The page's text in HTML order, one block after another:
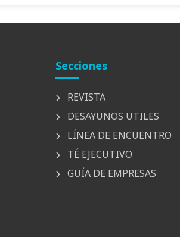
Secciones
REVISTA
DESAYUNOS UTILES
LÍNEA DE ENCUENTRO
TÉ EJECUTIVO
GUÍA DE EMPRESAS